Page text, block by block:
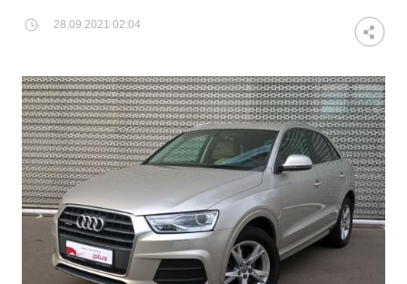
28.09.2021 02:04